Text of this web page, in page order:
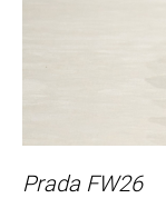
Prada FW26